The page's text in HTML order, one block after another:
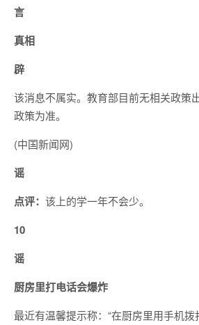
言
真相
辟
该消息不属实。教育部目前无相关政策
政策为准。
(中国新闻网)
谣
点评： 该上的学一年不会少。
10
谣
厨房里打电话会爆炸
最近有温馨提示称：“在厨房里用手机